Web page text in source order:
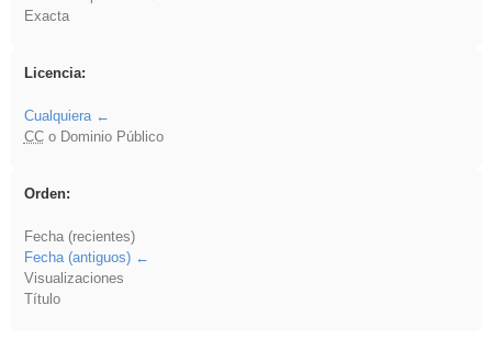
Exacta
Licencia:
Cualquiera
CCo Dominio Público
Orden:
Fecha (recientes)
Fecha (antiguos)
Visualizaciones
Título